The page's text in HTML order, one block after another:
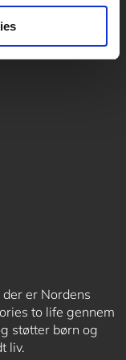
er Nordens
to life gennem
støtter børn og
liv.